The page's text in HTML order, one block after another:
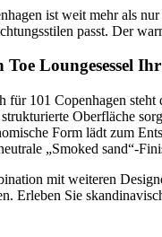
ist weit mehr als
passt. Der
Loungesessel
für 101 Copenhagen steht
Oberfläche
Form lädt zum
„Smoked sand“-
mit weiteren
Erleben Sie